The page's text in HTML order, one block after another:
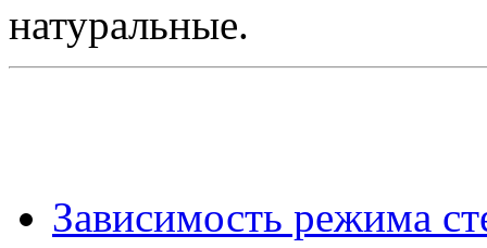
натуральные.
Зависимость режима